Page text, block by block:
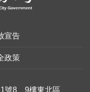
宣告
政策
號8、9樓東北區